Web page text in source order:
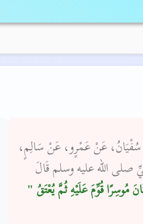
سُفْيَانُ، عَنْ عَمْرٍو، عَنْ سَالِمٍ،
صلى الله عليه وسلم قَالَ
مُوسِرًا قُوِّمَ عَلَيْهِ ثُمَّ يُعْتَقُ ‏"